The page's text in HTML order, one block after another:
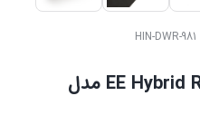
HIN-DWR-981
مودم 4.5G ای ای EE Hybrid Router مدل